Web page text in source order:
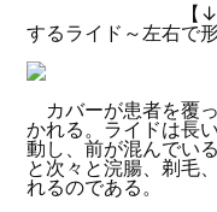
【↓ 乗場か
するライド～左右で
カバーが患者を覆
かれる。ライドは長
動し、前が混んでい
と次々と浣腸、剃毛
れるのである。